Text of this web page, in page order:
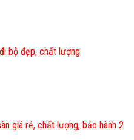
bộ đẹp, chất lượng
giá rẻ, chất lượng, bảo hành 2